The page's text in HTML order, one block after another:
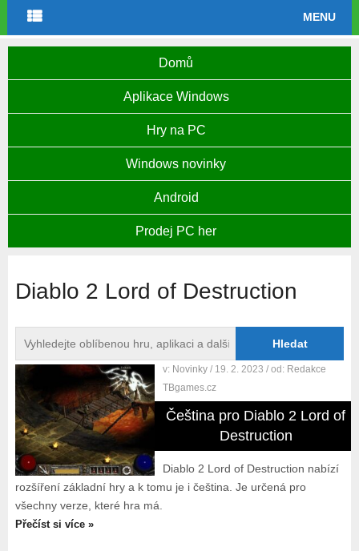
MENU
Domů
Aplikace Windows
Hry na PC
Windows novinky
Android
Prodej PC her
Diablo 2 Lord of Destruction
v: Novinky / 19. 2. 2023 / od: Redakce
TBgames.cz
Čeština pro Diablo 2 Lord of
Destruction
Diablo 2 Lord of Destruction nabízí
rozšíření základní hry a k tomu je i čeština. Je určená pro
všechny verze, které hra má.
Přečíst si více »